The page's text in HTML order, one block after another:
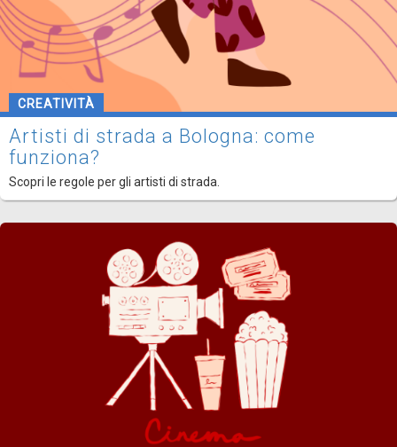
CREATIVITÀ
Artisti di strada a Bologna: come
funziona?
Scopri le regole per gli artisti di strada.